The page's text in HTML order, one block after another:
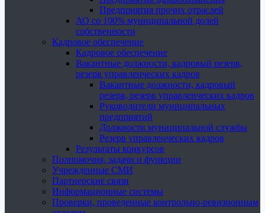
Предприятия прочих отраслей
АО со 100% муниципальной долей
собственности
Кадровое обеспечение
Кадровое обеспечение
Вакантные должности, кадровый резерв,
резерв управленческих кадров
Вакантные должности, кадровый
резерв, резерв управленческих кадров
Руководители муниципальных
предприятий
Должности муниципальной службы
Резерв управленческих кадров
Результаты конкурсов
Полномочия, задачи и функции
Учрежденные СМИ
Партнерские связи
Информационные системы
Проверки, проведенные контрольно-ревизионным